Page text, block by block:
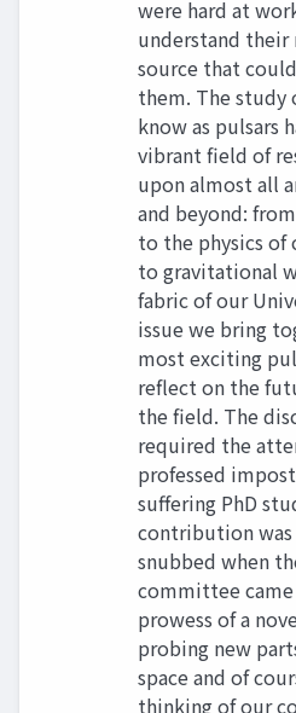
were hard at
understand their
source that
them. The study
know as pulsars
vibrant field of
upon almost all
and beyond:
to the physics of
to gravitational
fabric of our
issue we bring
most exciting
reflect on the
the field. The
required the
professed
suffering PhD
contribution
snubbed when
committee
prowess of a
probing new
space and of
thinking of our